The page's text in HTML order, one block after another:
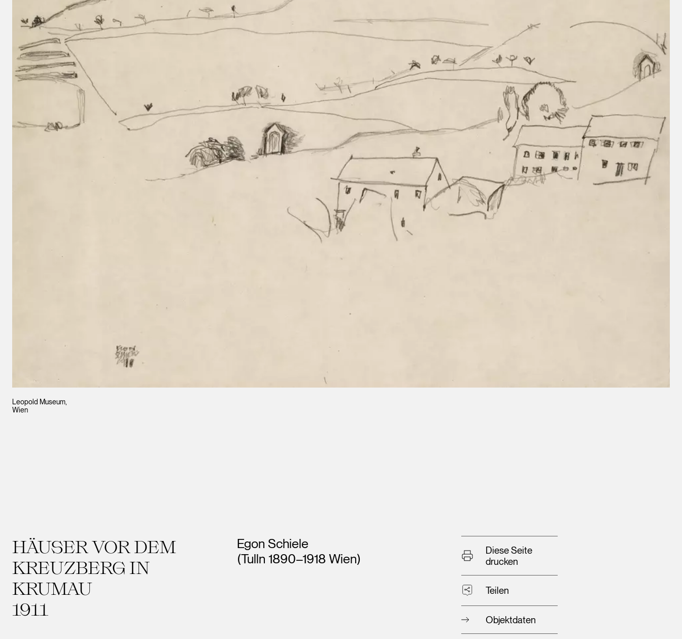
Leopold Museum,
Wien
HÄUSER VOR DEM
KREUZBERG IN
KRUMAU
1911
Künstler*innen
Egon Schiele
(Tulln 1890–1918 Wien)
Diese Seite
drucken
Teilen
Objektdaten